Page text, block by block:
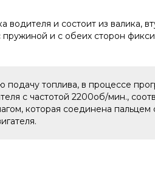
и состоит из валика,
пружиной и с обеих сторон
подачу топлива, в процессе
с частотой 2200об/мин.,
которая соединена